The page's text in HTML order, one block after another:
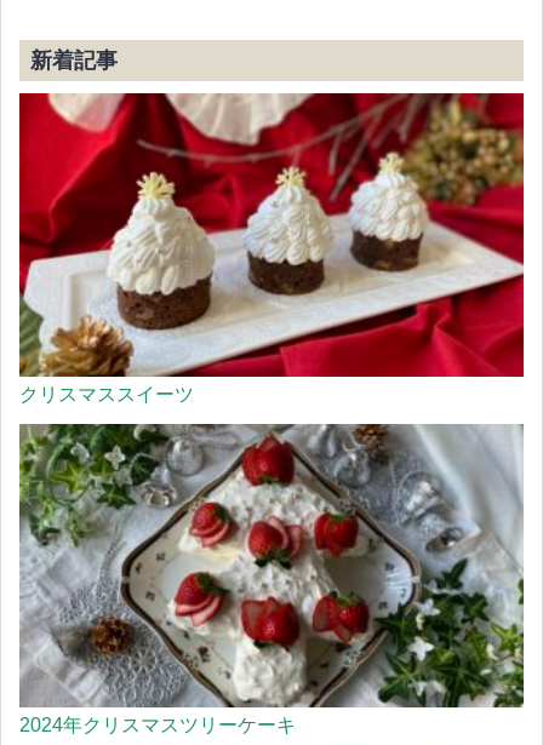
新着記事
クリスマススイーツ
2024年クリスマスツリーケーキ